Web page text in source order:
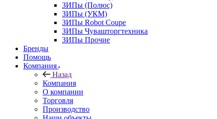
ЗИПы (Полюс)
ЗИПы (УКМ)
ЗИПы Robot Coupe
ЗИПы Чувашторгтехника
ЗИПы Прочие
Бренды
Помощь
Компания
Назад
Компания
О компании
Торговля
Производство